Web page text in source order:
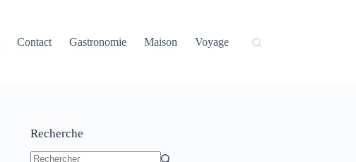
Contact Gastronomie Maison Voyage
Recherche